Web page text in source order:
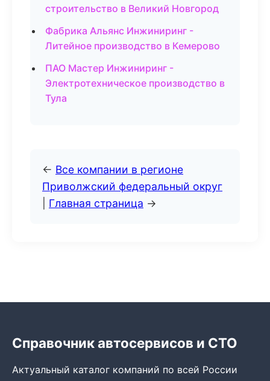
строительство в Великий Новгород
Фабрика Альянс Инжиниринг -
Литейное производство в Кемерово
ПАО Мастер Инжиниринг -
Электротехническое производство в
Тула
← Все компании в регионе
Приволжский федеральный округ
Главная страница →
Справочник автосервисов и СТО
Актуальный каталог компаний по всей России